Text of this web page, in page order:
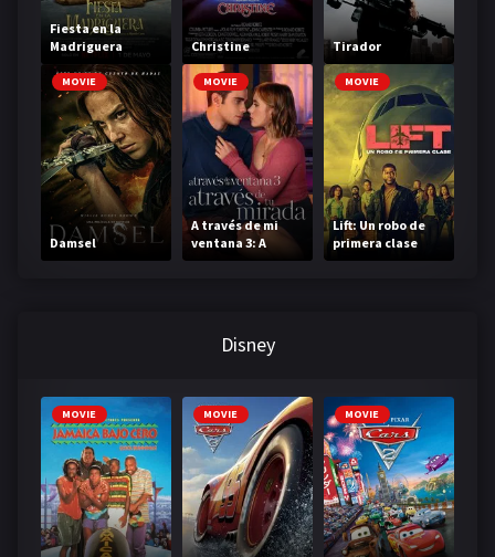
Fiesta en la
Madriguera
Christine Tirador
MOVIE
Damsel
MOVIE
A través de mi
ventana 3: A
través de tu
MOVIE
Lift: Un robo de
primera clase
Disney
MOVIE MOVIE MOVIE